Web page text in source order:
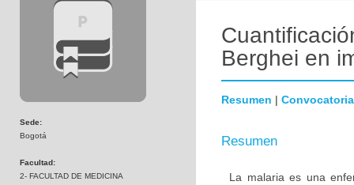
Sede:
Bogotá
Facultad:
2- FACULTAD DE MEDICINA
Berghei en
Resumen | Convocatoria
Resumen
La malaria es una